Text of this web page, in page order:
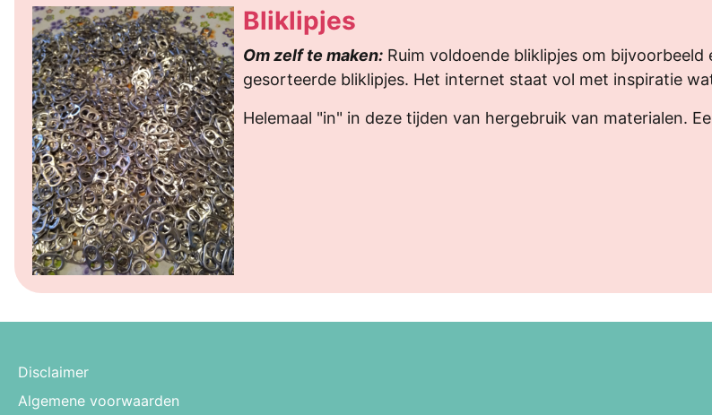
Bliklipjes
Om zelf te maken: Ruim voldoende bliklipjes om
gesorteerde bliklipjes. Het internet staat vol met inspiratie
Helemaal "in" in deze tijden van hergebruik van materialen.
Disclaimer
Algemene voorwaarden